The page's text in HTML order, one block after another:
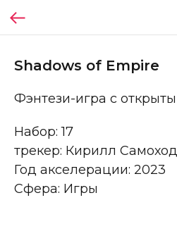
Shadows of Empire
Фэнтези-игра с
Набор: 17
трекер: Кирилл
Год акселерации: 2023
Сфера: Игры